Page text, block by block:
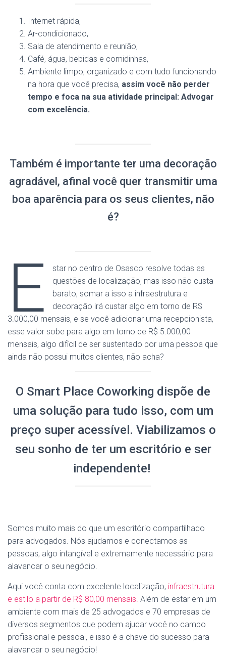
Internet rápida,
Ar-condicionado,
Sala de atendimento e reunião,
Café, água, bebidas e comidinhas,
Ambiente limpo, organizado e com tudo funcionando
na hora que você precisa, assim você não perder
tempo e foca na sua atividade principal: Advogar
com excelência.
Também é importante ter uma decoração
agradável, afinal você quer transmitir uma
boa aparência para os seus clientes, não
é?
E
star no centro de Osasco resolve todas as
questões de localização, mas isso não custa
barato, somar a isso a infraestrutura e
decoração irá custar algo em torno de R$
3.000,00 mensais, e se você adicionar uma recepcionista,
esse valor sobe para algo em torno de R$ 5.000,00
mensais, algo difícil de ser sustentado por uma pessoa que
ainda não possui muitos clientes, não acha?
O Smart Place Coworking dispõe de
uma solução para tudo isso, com um
preço super acessível. Viabilizamos o
seu sonho de ter um escritório e ser
independente!
Somos muito mais do que um escritório compartilhado
para advogados. Nós ajudamos e conectamos as
pessoas, algo intangível e extremamente necessário para
alavancar o seu negócio.
Aqui você conta com excelente localização, infraestrutura
e estilo a partir de R$ 80,00 mensais. Além de estar em um
ambiente com mais de 25 advogados e 70 empresas de
diversos segmentos que podem ajudar você no campo
profissional e pessoal, e isso é a chave do sucesso para
alavancar o seu negócio!